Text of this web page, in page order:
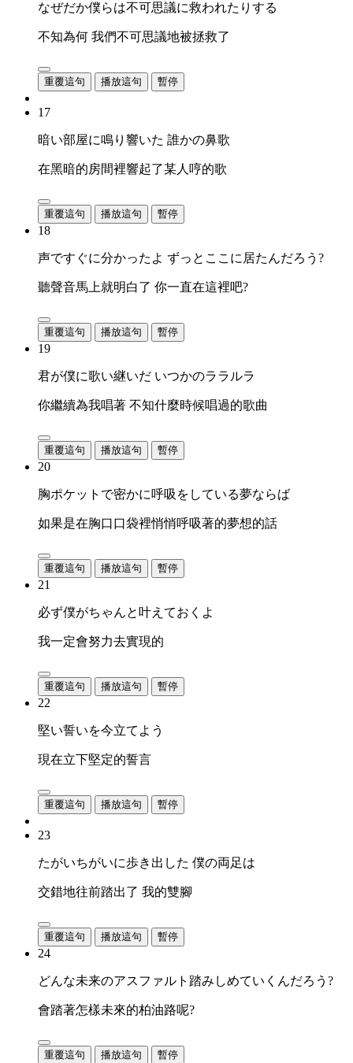
なぜだか僕らは不可思議に救われたりする
不知為何 我們不可思議地被拯救了
重覆這句 播放這句 暫停
17
暗い部屋に鳴り響いた 誰かの鼻歌
在黑暗的房間裡響起了某人哼的歌
重覆這句 播放這句 暫停
18
声ですぐに分かったよ ずっとここに居たんだろう?
聽聲音馬上就明白了 你一直在這裡吧?
重覆這句 播放這句 暫停
19
君が僕に歌い継いだ いつかのララルラ
你繼續為我唱著 不知什麼時候唱過的歌曲
重覆這句 播放這句 暫停
20
胸ポケットで密かに呼吸をしている夢ならば
如果是在胸口口袋裡悄悄呼吸著的夢想的話
重覆這句 播放這句 暫停
21
必ず僕がちゃんと叶えておくよ
我一定會努力去實現的
重覆這句 播放這句 暫停
22
堅い誓いを今立てよう
現在立下堅定的誓言
重覆這句 播放這句 暫停
23
たがいちがいに歩き出した 僕の両足は
交錯地往前踏出了 我的雙腳
重覆這句 播放這句 暫停
24
どんな未来のアスファルト踏みしめていくんだろう?
會踏著怎樣未來的柏油路呢?
重覆這句 播放這句 暫停